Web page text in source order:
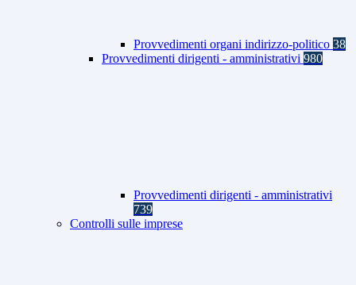
Provvedimenti organi indirizzo-politico 38
Provvedimenti dirigenti - amministrativi 980
Provvedimenti dirigenti - amministrativi
739
Controlli sulle imprese